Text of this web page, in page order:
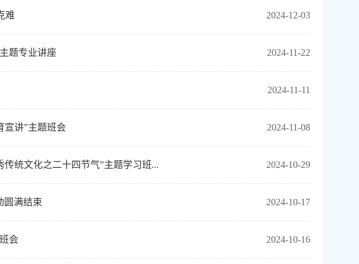
2024-12-03
难
2024-11-22
题专业讲座
2024-11-11
2024-11-08
宣讲”主题班会
2024-10-29
统文化之二十四节气”主题学习班...
2024-10-17
圆满结束
2024-10-16
会